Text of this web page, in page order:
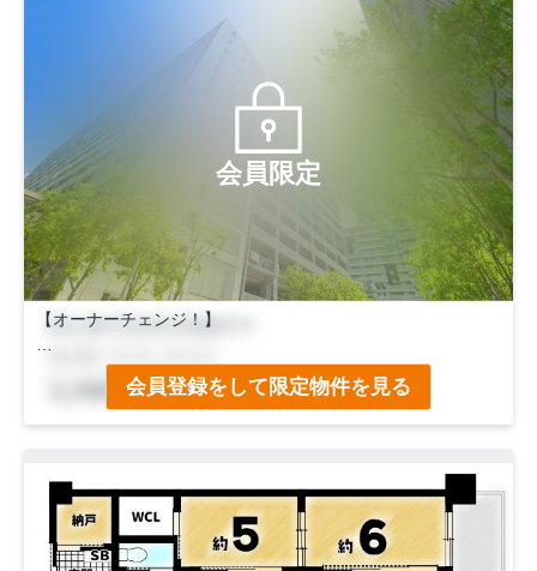
会員限定
【オーナーチェンジ！】
■地下鉄「東野」駅徒歩２分！
■周辺にはお買い物施設充実！
会員登録をして限定物件を見る